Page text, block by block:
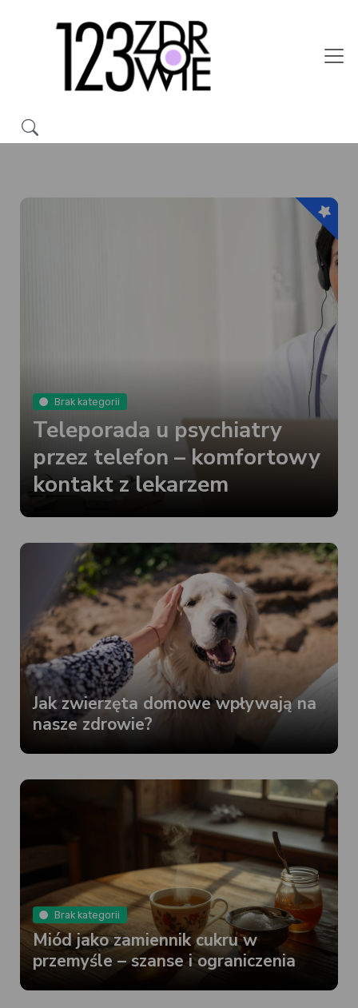
Brak kategorii
Teleporada u psychiatry
przez telefon – komfortowy
kontakt z lekarzem
Jak zwierzęta domowe wpływają na
nasze zdrowie?
Brak kategorii
Miód jako zamiennik cukru w
przemyśle – szanse i ograniczenia